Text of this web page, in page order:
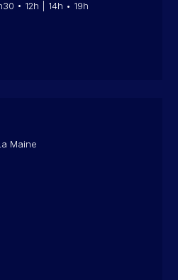
• 12h | 14h • 19h
Maine